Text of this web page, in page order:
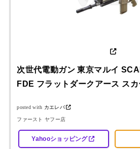
次世代電動ガン 東京マルイ
FDE フラットダークアース ス
posted with カエレバ
ファースト ヤフー店
Yahooショッピング